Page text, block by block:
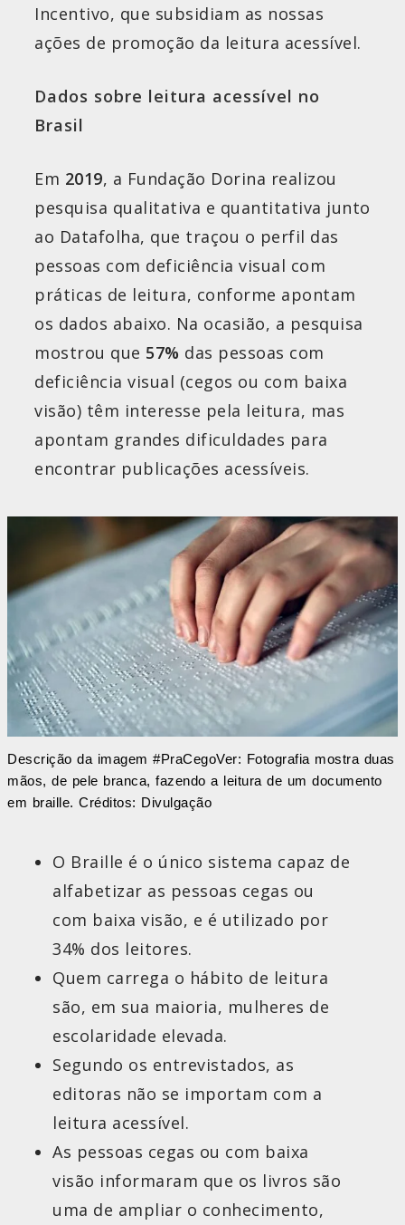
Incentivo, que subsidiam as nossas
ações de promoção da leitura acessível.
Dados sobre leitura acessível no
Brasil
Em 2019, a Fundação Dorina realizou
pesquisa qualitativa e quantitativa junto
ao Datafolha, que traçou o perfil das
pessoas com deficiência visual com
práticas de leitura, conforme apontam
os dados abaixo. Na ocasião, a pesquisa
mostrou que 57% das pessoas com
deficiência visual (cegos ou com baixa
visão) têm interesse pela leitura, mas
apontam grandes dificuldades para
encontrar publicações acessíveis.
Descrição da imagem #PraCegoVer: Fotografia mostra duas
mãos, de pele branca, fazendo a leitura de um documento
em braille. Créditos: Divulgação
O Braille é o único sistema capaz de
alfabetizar as pessoas cegas ou
com baixa visão, e é utilizado por
34% dos leitores.
Quem carrega o hábito de leitura
são, em sua maioria, mulheres de
escolaridade elevada.
Segundo os entrevistados, as
editoras não se importam com a
leitura acessível.
As pessoas cegas ou com baixa
visão informaram que os livros são
uma de ampliar o conhecimento,